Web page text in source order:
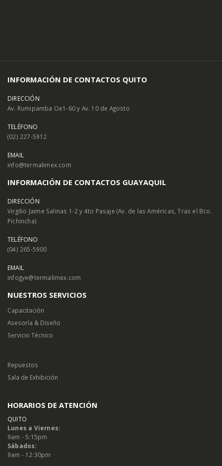
INFORMACIÓN DE CONTACTOS QUITO
DIRECCIÓN
Av. Rumipamba Oe1-60 y Av. 10 de Agosto
TELÉFONO
(02) 227-5912
EMAIL
info@termalimex.com
INFORMACIÓN DE CONTACTOS GUAYAQUIL
DIRECCIÓN
Virgilio Jaime Salinas 1-2 y 4to Pasaje (Av. de las Américas, Tras el Bco.
Pichincha)
TELÉFONO
(04) 265-5900
EMAIL
infogye@termalimex.com
NUESTROS SERVICIOS
Capacitación
Asesoría & Diseño
Servicio Técnico
Repuestos
Sala de Exhibición
HORARIOS DE ATENCIÓN
QUITO
Lunes a Viernes:
9am - 5:15pm
Sábados:
9am - 12:30pm